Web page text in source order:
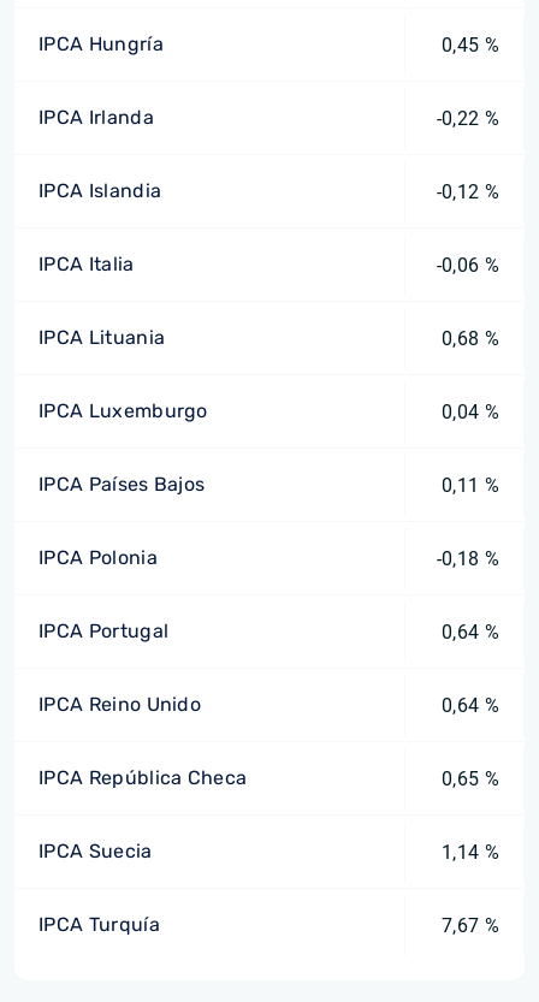
IPCA Hungría 0,45 %
IPCA Irlanda -0,22 %
IPCA Islandia -0,12 %
IPCA Italia -0,06 %
IPCA Lituania 0,68 %
IPCA Luxemburgo 0,04 %
IPCA Países Bajos 0,11 %
IPCA Polonia -0,18 %
IPCA Portugal 0,64 %
IPCA Reino Unido 0,64 %
IPCA República Checa 0,65 %
IPCA Suecia 1,14 %
IPCA Turquía 7,67 %